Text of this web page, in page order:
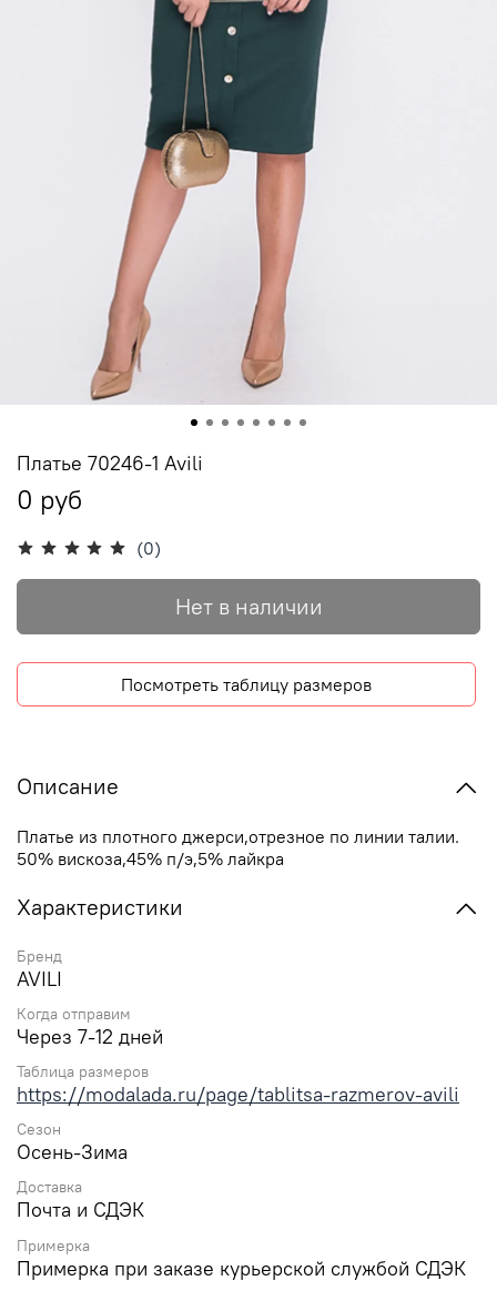
(0)
Платье 70246-1 Avili
0 руб
Нет в наличии
Посмотреть таблицу размеров
Описание
Платье из плотного джерси,отрезное по линии талии.
50% вискоза,45% п/э,5% лайкра
Характеристики
Бренд
AVILI
Когда отправим
Через 7-12 дней
Таблица размеров
https://modalada.ru/page/tablitsa-razmerov-avili
Сезон
Осень-Зима
Доставка
Почта и СДЭК
Примерка
Примерка при заказе курьерской службой СДЭК